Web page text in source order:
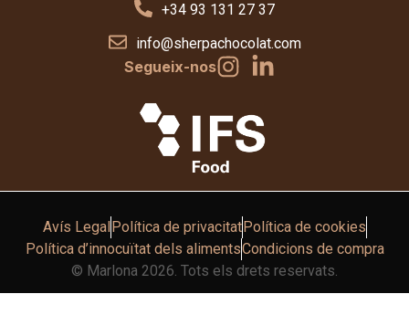
+34 93 131 27 37
info@sherpachocolat.com
Segueix-nos
Avís Legal Política de privacitat Política de cookies
Política d’innocuïtat dels alimentsCondicions de compra
© Marlona 2026. Tots els drets reservats.